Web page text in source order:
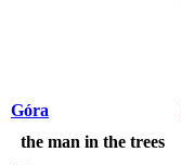
Góra
the man in the trees